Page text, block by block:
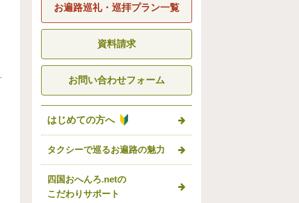
お遍路巡礼・巡拝プラン一覧
資料請求
お問い合わせフォーム
はじめての方へ
タクシーで巡るお遍路の魅力
四国おへんろ.netの
こだわりサポート